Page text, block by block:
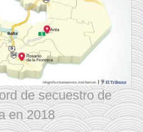
de secuestro de
en 2018